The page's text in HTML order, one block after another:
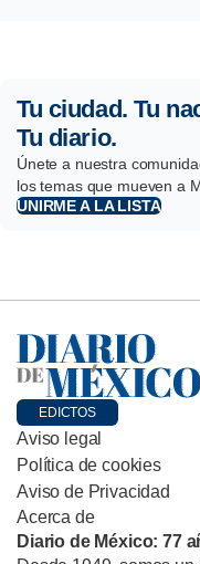
Tu ciudad. Tu
Tu diario.
Únete a nuestra
los temas que mueven a
UNIRME A LA LISTA
EDICTOS
Aviso legal
Política de cookies
Aviso de Privacidad
Acerca de
Diario de México: 77